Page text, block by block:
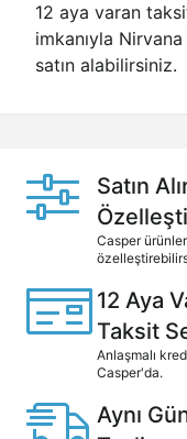
12 aya varan
imkanıyla
satın alabilirsiniz.
Satın
Casper
12 Aya
Taksit
Anlaşmalı
Casper'da.
Aynı